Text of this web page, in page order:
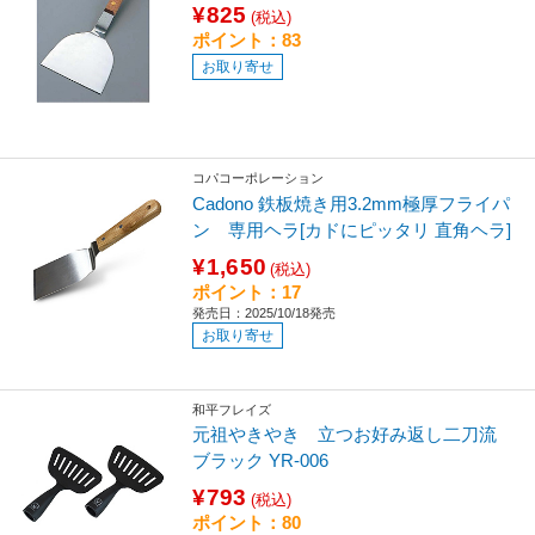
¥825 (税込)
ポイント：83
お取り寄せ
コパコーポレーション
Cadono 鉄板焼き用3.2mm極厚フライパ
ン 専用ヘラ[カドにピッタリ 直角ヘラ]
¥1,650 (税込)
ポイント：17
発売日：2025/10/18発売
お取り寄せ
和平フレイズ
元祖やきやき 立つお好み返し二刀流
ブラック YR-006
¥793 (税込)
ポイント：80